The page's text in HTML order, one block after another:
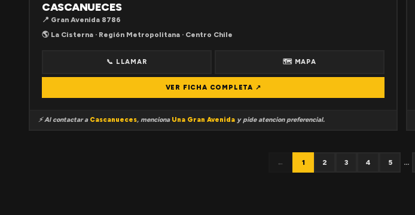
CASCANUECES
📍 Gran Avenida 8786
🌎 La Cisterna · Región Metropolitana · Centro Chile
📞 LLAMAR 🗺 MAPA
VER FICHA COMPLETA ↗
⚡ Al contactar a Cascanueces, menciona Una Gran Avenida y pide atencion preferencial.
← 1 2 3 4 5 ...